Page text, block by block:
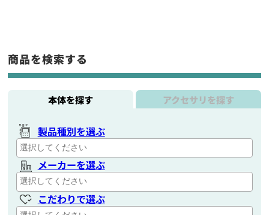
商品を検索する
本体を探す アクセサリを探す
製品種別を選ぶ
メーカーを選ぶ
こだわりで選ぶ